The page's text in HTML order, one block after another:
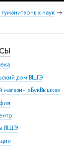
гуманитарных наук →
дом ВШЭ
«БукВышка»
ВШЭ